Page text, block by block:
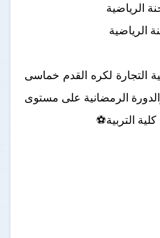
الرياضية
الرياضية
التجارة لكره القدم خماسى
الرمضانية على مستوى
التربية⚽